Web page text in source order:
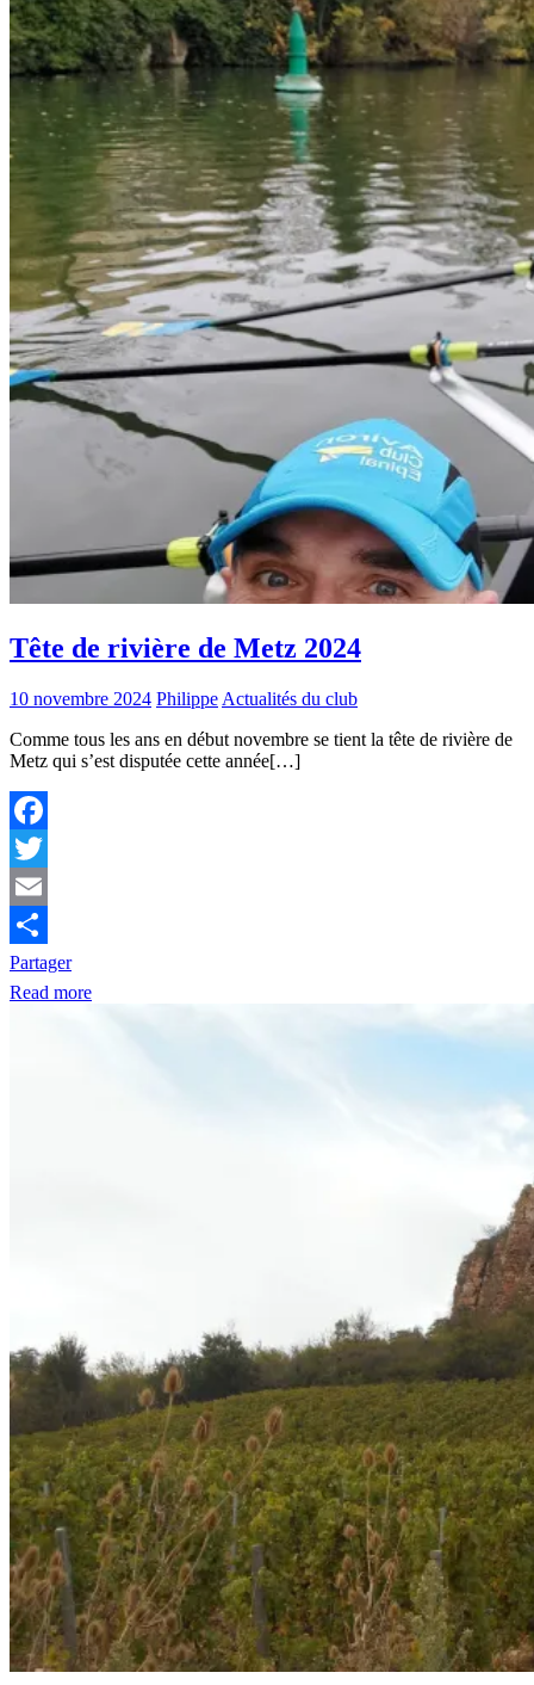
Tête de rivière de Metz 2024
10 novembre 2024 Philippe Actualités du club
Comme tous les ans en début novembre se tient la tête de rivière de
Metz qui s’est disputée cette année[…]
Facebook
Twitter
Email
Partager
Read more